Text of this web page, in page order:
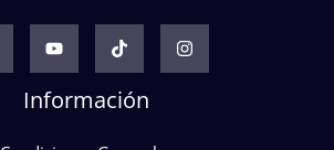
Información